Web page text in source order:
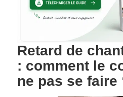
Retard de
: comment le
ne pas se faire